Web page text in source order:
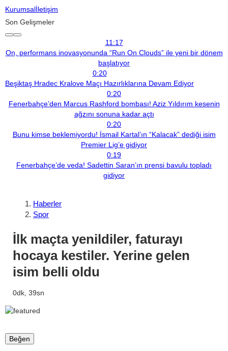
Kurumsalİletişim
Son Gelişmeler
11:17
On, performans inovasyonunda “Run On Clouds” ile yeni bir dönem
başlatıyor
0:20
Beşiktaş Hradec Kralove Maçı Hazırlıklarına Devam Ediyor
0:20
Fenerbahçe’den Marcus Rashford bombası! Aziz Yıldırım kesenin
ağzını sonuna kadar açtı
0:20
Bunu kimse beklemiyordu! İsmail Kartal’ın “Kalacak” dediği isim
Premier Lig’e gidiyor
0:19
Fenerbahçe’de veda! Sadettin Saran’ın prensi bavulu topladı
gidiyor
Haberler
Spor
İlk maçta yenildiler, faturayı
hocaya kestiler. Yerine gelen
isim belli oldu
0dk, 39sn
Beğen